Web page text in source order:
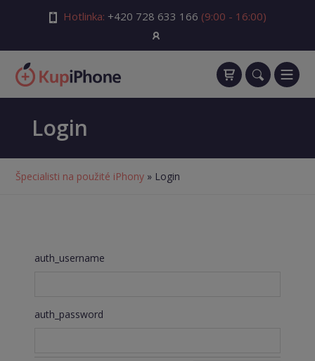
Hotlinka: +420 728 633 166 (9:00 - 16:00)
Login
Špecialisti na použité iPhony » Login
auth_username
auth_password